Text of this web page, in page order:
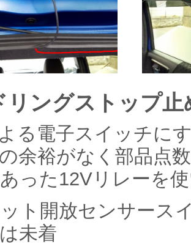
リングストップ止
る電子スイッチに
余裕がなく部品点
った12Vリレーを
ト開放センサース
未着